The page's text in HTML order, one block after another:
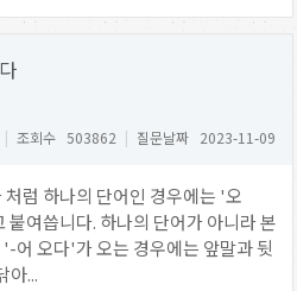
| 조회수 503862 | 질문날짜 2023-11-09
럼 하나의 단어인 경우에는 '오
붙여씁니다. 하나의 단어가 아니라 본
어 오다'가 오는 경우에는 앞말과 뒷
아...